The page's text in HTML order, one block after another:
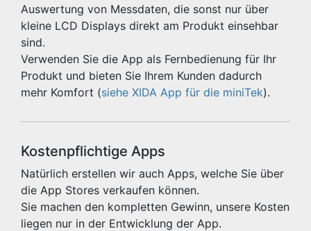
Auswertung von Messdaten, die sonst nur über
kleine LCD Displays direkt am Produkt einsehbar
sind.
Verwenden Sie die App als Fernbedienung für Ihr
Produkt und bieten Sie Ihrem Kunden dadurch
mehr Komfort (siehe XIDA App für die miniTek).
Kostenpflichtige Apps
Natürlich erstellen wir auch Apps, welche Sie über
die App Stores verkaufen können.
Sie machen den kompletten Gewinn, unsere Kosten
liegen nur in der Entwicklung der App.